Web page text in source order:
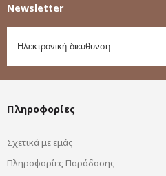
Newsletter
Πληροφορίες
Σχετικά με εμάς
Πληροφορίες Παράδοσης